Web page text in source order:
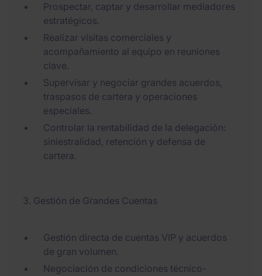
Prospectar, captar y desarrollar mediadores
estratégicos.
Realizar visitas comerciales y
acompañamiento al equipo en reuniones
clave.
Supervisar y negociar grandes acuerdos,
traspasos de cartera y operaciones
especiales.
Controlar la rentabilidad de la delegación:
siniestralidad, retención y defensa de
cartera.
3. Gestión de Grandes Cuentas
Gestión directa de cuentas VIP y acuerdos
de gran volumen.
Negociación de condiciones técnico-